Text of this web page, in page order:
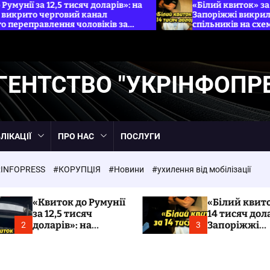
доларів»: на
канал
за
«Білий квиток» за 14 тисяч доларів:
Запоріжжі викрили адвокатку та її
спільників на схемі ухилення від
ПРО НАС ПОСЛУГИ
#КОРУПЦІЯ #Новини #ухилення від мобілізації
2
«Квиток до Румунії
за 12,5 тисяч
доларів»: на
3
«Білий
14 тисяч
Запоріжжі